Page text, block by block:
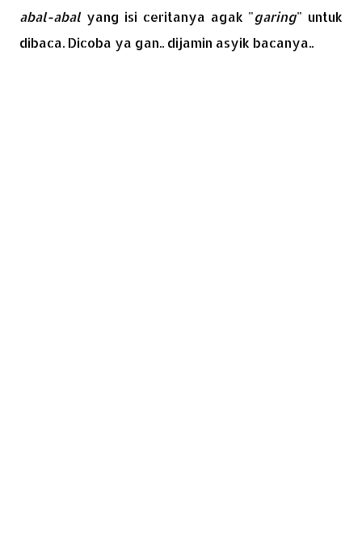
abal-abal yang isi ceritanya agak "garing" untuk
dibaca. Dicoba ya gan.. dijamin asyik bacanya..